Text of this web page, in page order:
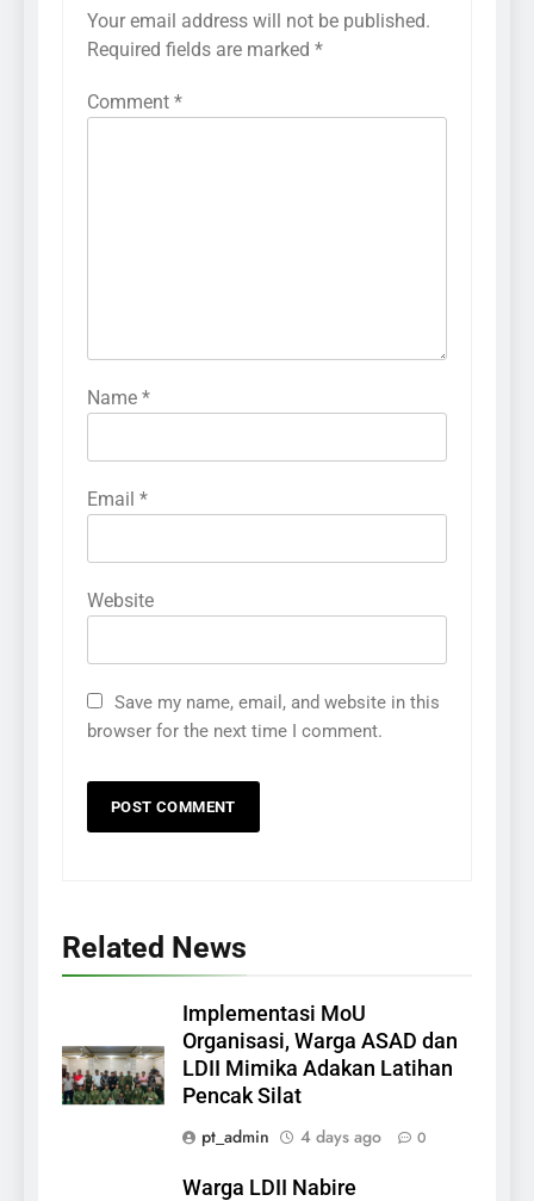
Your email address will not be published.
Required fields are marked *
Comment *
Name *
Email *
Website
Save my name, email, and website in this
browser for the next time I comment.
Related News
Implementasi MoU
Organisasi, Warga ASAD dan
LDII Mimika Adakan Latihan
Pencak Silat
pt_admin
4 days ago 0
Warga LDII Nabire